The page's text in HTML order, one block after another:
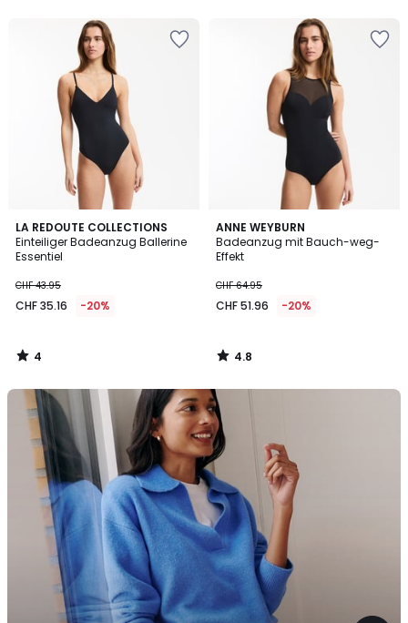
LA REDOUTE COLLECTIONS
Einteiliger Badeanzug Ballerine
Essentiel
CHF 43.95
CHF 35.16 -20%
4
/
5
4
/
ANNE WEYBURN
Badeanzug mit Bauch-weg-
Effekt
CHF 64.95
CHF 51.96 -20%
4.8
/ 5
4.8
/
La
Redoute
Collections